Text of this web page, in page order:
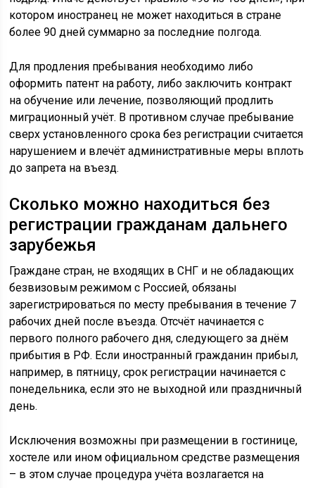
котором иностранец не может находиться в стране
более 90 дней суммарно за последние полгода.
Для продления пребывания необходимо либо
оформить патент на работу, либо заключить контракт
на обучение или лечение, позволяющий продлить
миграционный учёт. В противном случае пребывание
сверх установленного срока без регистрации считается
нарушением и влечёт административные меры вплоть
до запрета на въезд.
Сколько можно находиться без
регистрации гражданам дальнего
зарубежья
Граждане стран, не входящих в СНГ и не обладающих
безвизовым режимом с Россией, обязаны
зарегистрироваться по месту пребывания в течение 7
рабочих дней после въезда. Отсчёт начинается с
первого полного рабочего дня, следующего за днём
прибытия в РФ. Если иностранный гражданин прибыл,
например, в пятницу, срок регистрации начинается с
понедельника, если это не выходной или праздничный
день.
Исключения возможны при размещении в гостинице,
хостеле или ином официальном средстве размещения
– в этом случае процедура учёта возлагается на